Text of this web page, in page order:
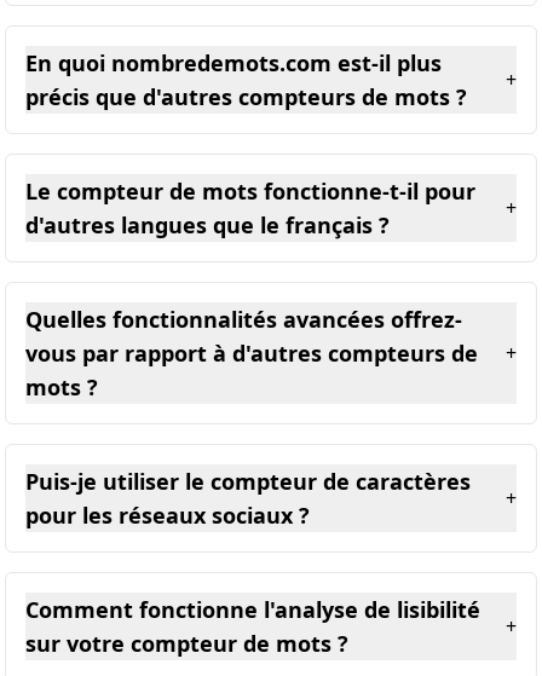
En quoi nombredemots.com est-il plus
précis que d'autres compteurs de mots ?
+
Le compteur de mots fonctionne-t-il pour
d'autres langues que le français ?
+
Quelles fonctionnalités avancées offrez-
vous par rapport à d'autres compteurs de
mots ?
+
Puis-je utiliser le compteur de caractères
pour les réseaux sociaux ?
+
Comment fonctionne l'analyse de lisibilité
sur votre compteur de mots ?
+